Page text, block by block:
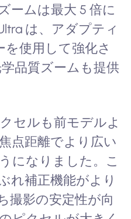
ームは最大 5 倍に
は、アダプティ
使用して強化さ
品質ズームも提供
セルも前モデルよ
点距離でより広い
になりました。こ
れ補正機能がより
撮影の安定性が向